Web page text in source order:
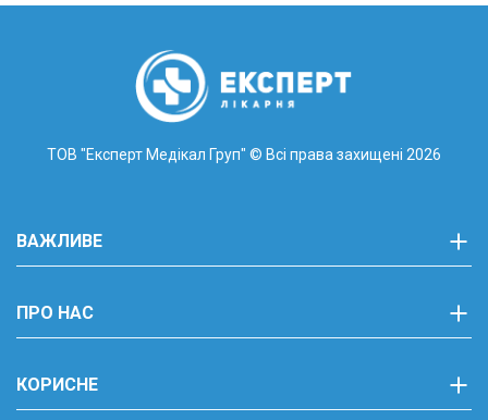
ТОВ "Експерт Медікал Груп" © Всі права захищені 2026
ВАЖЛИВЕ
ПРО НАС
КОРИСНЕ